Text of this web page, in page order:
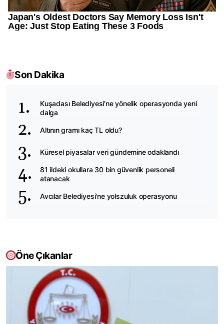
Son Dakika
Kuşadası Belediyesi'ne yönelik operasyonda yeni
dalga
Altının gramı kaç TL oldu?
Küresel piyasalar veri gündemine odaklandı
81 ildeki okullara 30 bin güvenlik personeli
atanacak
Avcılar Belediyesi'ne yolszuluk operasyonu
Öne Çıkanlar